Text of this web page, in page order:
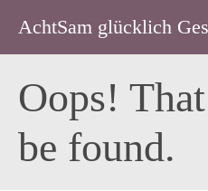
AchtSam glücklich
Oops!
be found.